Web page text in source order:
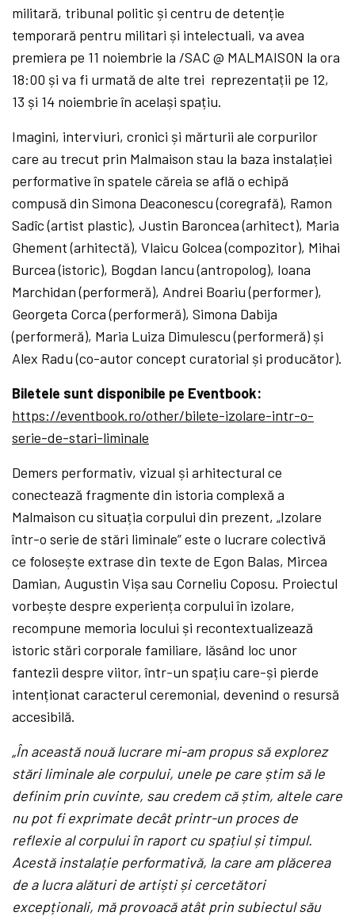
militară, tribunal politic și centru de detenție
temporară pentru militari și intelectuali, va avea
premiera pe 11 noiembrie la /SAC @ MALMAISON la ora
18:00 și va fi urmată de alte trei reprezentații pe 12,
13 și 14 noiembrie în același spațiu.
Imagini, interviuri, cronici și mărturii ale corpurilor
care au trecut prin Malmaison stau la baza instalației
performative în spatele căreia se află o echipă
compusă din Simona Deaconescu (coregrafă), Ramon
Sadîc (artist plastic), Justin Baroncea (arhitect), Maria
Ghement (arhitectă), Vlaicu Golcea (compozitor), Mihai
Burcea (istoric), Bogdan Iancu (antropolog), Ioana
Marchidan (performeră), Andrei Boariu (performer),
Georgeta Corca (performeră), Simona Dabija
(performeră), Maria Luiza Dimulescu (performeră) și
Alex Radu (co-autor concept curatorial și producător).
Biletele sunt disponibile pe Eventbook:
https://eventbook.ro/other/bilete-izolare-intr-o-
serie-de-stari-liminale
Demers performativ, vizual și arhitectural ce
conectează fragmente din istoria complexă a
Malmaison cu situația corpului din prezent, „Izolare
într-o serie de stări liminale” este o lucrare colectivă
ce folosește extrase din texte de Egon Balas, Mircea
Damian, Augustin Vișa sau Corneliu Coposu. Proiectul
vorbește despre experiența corpului în izolare,
recompune memoria locului și recontextualizează
istoric stări corporale familiare, lăsând loc unor
fantezii despre viitor, într-un spațiu care-și pierde
intenționat caracterul ceremonial, devenind o resursă
accesibilă.
„În această nouă lucrare mi-am propus să explorez
stări liminale ale corpului, unele pe care știm să le
definim prin cuvinte, sau credem că știm, altele care
nu pot fi exprimate decât printr-un proces de
reflexie al corpului în raport cu spațiul și timpul.
Acestă instalație performativă, la care am plăcerea
de a lucra alături de artiști și cercetători
excepționali, mă provoacă atât prin subiectul său